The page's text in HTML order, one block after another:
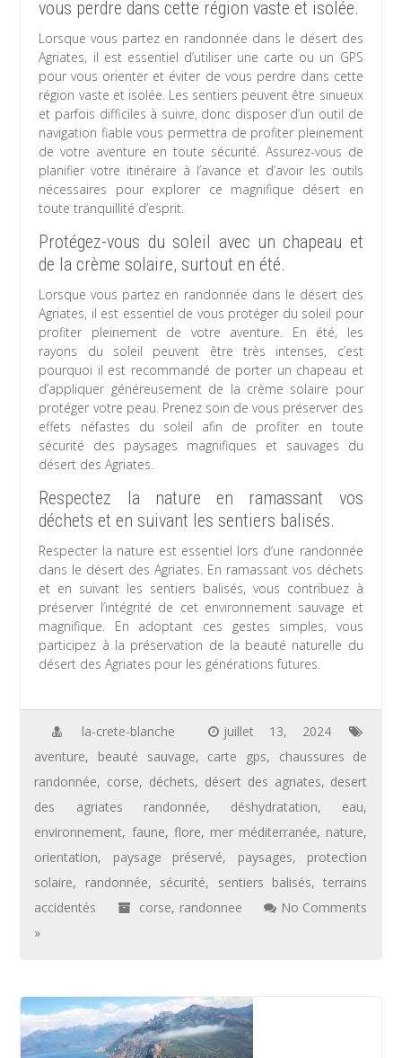
vous perdre dans cette région vaste et isolée.
Lorsque vous partez en randonnée dans le désert des
Agriates, il est essentiel d’utiliser une carte ou un GPS
pour vous orienter et éviter de vous perdre dans cette
région vaste et isolée. Les sentiers peuvent être sinueux
et parfois difficiles à suivre, donc disposer d’un outil de
navigation fiable vous permettra de profiter pleinement
de votre aventure en toute sécurité. Assurez-vous de
planifier votre itinéraire à l’avance et d’avoir les outils
nécessaires pour explorer ce magnifique désert en
toute tranquillité d’esprit.
Protégez-vous du soleil avec un chapeau et
de la crème solaire, surtout en été.
Lorsque vous partez en randonnée dans le désert des
Agriates, il est essentiel de vous protéger du soleil pour
profiter pleinement de votre aventure. En été, les
rayons du soleil peuvent être très intenses, c’est
pourquoi il est recommandé de porter un chapeau et
d’appliquer généreusement de la crème solaire pour
protéger votre peau. Prenez soin de vous préserver des
effets néfastes du soleil afin de profiter en toute
sécurité des paysages magnifiques et sauvages du
désert des Agriates.
Respectez la nature en ramassant vos
déchets et en suivant les sentiers balisés.
Respecter la nature est essentiel lors d’une randonnée
dans le désert des Agriates. En ramassant vos déchets
et en suivant les sentiers balisés, vous contribuez à
préserver l’intégrité de cet environnement sauvage et
magnifique. En adoptant ces gestes simples, vous
participez à la préservation de la beauté naturelle du
désert des Agriates pour les générations futures.
la-crete-blanche
juillet 13, 2024
aventure, beauté sauvage, carte gps, chaussures de
randonnée, corse, déchets, désert des agriates, desert
des agriates randonnée, déshydratation, eau,
environnement, faune, flore, mer méditerranée, nature,
orientation, paysage préservé, paysages, protection
solaire, randonnée, sécurité, sentiers balisés,terrains
accidentés
corse, randonnee
No Comments
»